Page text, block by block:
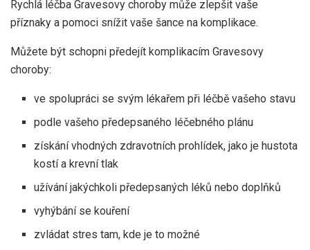
Rychlá léčba Gravesovy choroby může zlepšit vaše
příznaky a pomoci snížit vaše šance na komplikace.
Můžete být schopni předejít komplikacím Gravesovy
choroby:
ve spolupráci se svým lékařem při léčbě vašeho stavu
podle vašeho předepsaného léčebného plánu
získání vhodných zdravotních prohlídek, jako je hustota
kostí a krevní tlak
užívání jakýchkoli předepsaných léků nebo doplňků
vyhýbání se kouření
zvládat stres tam, kde je to možné